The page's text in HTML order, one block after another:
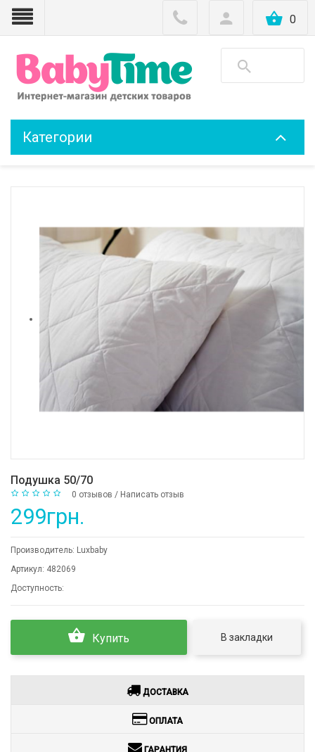
0
Категории
Подушка 50/70
0 отзывов / Написать отзыв
299грн.
Производитель: Luxbaby
Артикул: 482069
Доступность:
Купить В закладки
ДОСТАВКА
ОПЛАТА
ГАРАНТИЯ